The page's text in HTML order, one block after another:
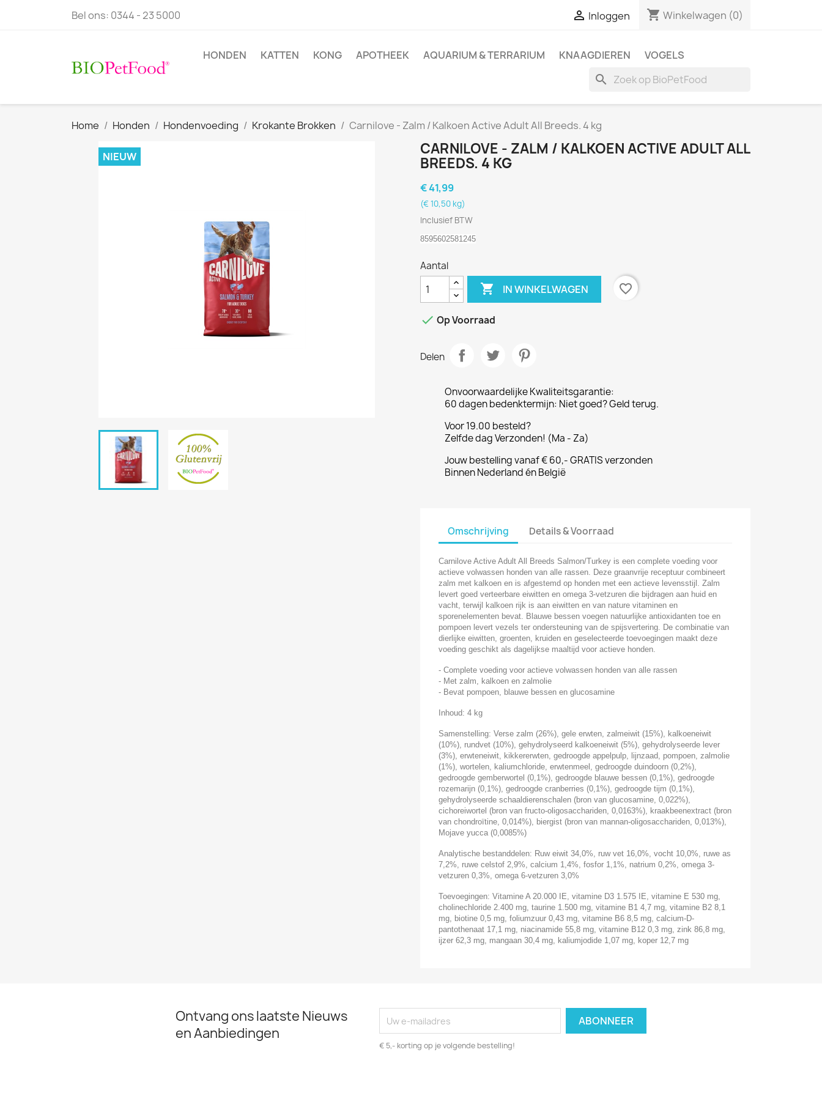
Bel ons: 0344 - 23 5000  Inloggen shopping_cart Winkelwagen (0)
HONDEN KATTEN KONG APOTHEEK AQUARIUM & TERRARIUM KNAAGDIEREN VOGELS
search
Home Honden Hondenvoeding Krokante Brokken Carnilove - Zalm / Kalkoen Active Adult All Breeds. 4 kg
NIEUW
CARNILOVE - ZALM / KALKOEN ACTIVE ADULT ALL
BREEDS. 4 KG
€ 41,99
(€ 10,50 kg)
Inclusief BTW
8595602581245
Aantal
 IN WINKELWAGEN favorite_border
 Op Voorraad
Delen
Onvoorwaardelijke Kwaliteitsgarantie:
60 dagen bedenktermijn: Niet goed? Geld terug.
Voor 19.00 besteld?
Zelfde dag Verzonden! (Ma - Za)
Jouw bestelling vanaf € 60,- GRATIS verzonden
Binnen Nederland én België
Omschrijving Details & Voorraad
Carnilove Active Adult All Breeds Salmon/Turkey is een complete voeding voor
actieve volwassen honden van alle rassen. Deze graanvrije receptuur combineert
zalm met kalkoen en is afgestemd op honden met een actieve levensstijl. Zalm
levert goed verteerbare eiwitten en omega 3-vetzuren die bijdragen aan huid en
vacht, terwijl kalkoen rijk is aan eiwitten en van nature vitaminen en
sporenelementen bevat. Blauwe bessen voegen natuurlijke antioxidanten toe en
pompoen levert vezels ter ondersteuning van de spijsvertering. De combinatie van
dierlijke eiwitten, groenten, kruiden en geselecteerde toevoegingen maakt deze
voeding geschikt als dagelijkse maaltijd voor actieve honden.
- Complete voeding voor actieve volwassen honden van alle rassen
- Met zalm, kalkoen en zalmolie
- Bevat pompoen, blauwe bessen en glucosamine
Inhoud: 4 kg
Samenstelling: Verse zalm (26%), gele erwten, zalmeiwit (15%), kalkoeneiwit
(10%), rundvet (10%), gehydrolyseerd kalkoeneiwit (5%), gehydrolyseerde lever
(3%), erwteneiwit, kikkererwten, gedroogde appelpulp, lijnzaad, pompoen, zalmolie
(1%), wortelen, kaliumchloride, erwtenmeel, gedroogde duindoorn (0,2%),
gedroogde gemberwortel (0,1%), gedroogde blauwe bessen (0,1%), gedroogde
rozemarijn (0,1%), gedroogde cranberries (0,1%), gedroogde tijm (0,1%),
gehydrolyseerde schaaldierenschalen (bron van glucosamine, 0,022%),
cichoreiwortel (bron van fructo-oligosacchariden, 0,0163%), kraakbeenextract (bron
van chondroïtine, 0,014%), biergist (bron van mannan-oligosacchariden, 0,013%),
Mojave yucca (0,0085%)
Analytische bestanddelen: Ruw eiwit 34,0%, ruw vet 16,0%, vocht 10,0%, ruwe as
7,2%, ruwe celstof 2,9%, calcium 1,4%, fosfor 1,1%, natrium 0,2%, omega 3-
vetzuren 0,3%, omega 6-vetzuren 3,0%
Toevoegingen: Vitamine A 20.000 IE, vitamine D3 1.575 IE, vitamine E 530 mg,
cholinechloride 2.400 mg, taurine 1.500 mg, vitamine B1 4,7 mg, vitamine B2 8,1
mg, biotine 0,5 mg, foliumzuur 0,43 mg, vitamine B6 8,5 mg, calcium-D-
pantothenaat 17,1 mg, niacinamide 55,8 mg, vitamine B12 0,3 mg, zink 86,8 mg,
ijzer 62,3 mg, mangaan 30,4 mg, kaliumjodide 1,07 mg, koper 12,7 mg
Ontvang ons laatste Nieuws
en Aanbiedingen
€ 5,- korting op je volgende bestelling!